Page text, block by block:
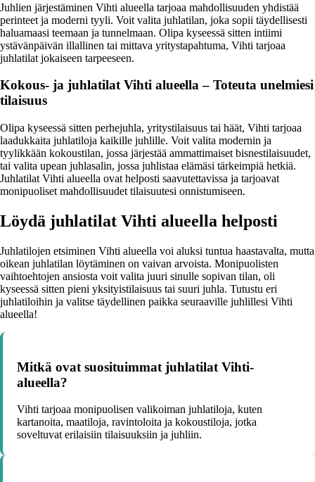
Juhlien järjestäminen Vihti alueella tarjoaa mahdollisuuden yhdistää
perinteet ja moderni tyyli. Voit valita juhlatilan, joka sopii täydellisesti
haluamaasi teemaan ja tunnelmaan. Olipa kyseessä sitten intiimi
ystävänpäivän illallinen tai mittava yritystapahtuma, Vihti tarjoaa
juhlatilat jokaiseen tarpeeseen.
Kokous- ja juhlatilat Vihti alueella – Toteuta unelmiesi
tilaisuus
Olipa kyseessä sitten perhejuhla, yritystilaisuus tai häät, Vihti tarjoaa
laadukkaita juhlatiloja kaikille juhlille. Voit valita modernin ja
tyylikkään kokoustilan, jossa järjestää ammattimaiset bisnestilaisuudet,
tai valita upean juhlasalin, jossa juhlistaa elämäsi tärkeimpiä hetkiä.
Juhlatilat Vihti alueella ovat helposti saavutettavissa ja tarjoavat
monipuoliset mahdollisuudet tilaisuutesi onnistumiseen.
Löydä juhlatilat Vihti alueella helposti
Juhlatilojen etsiminen Vihti alueella voi aluksi tuntua haastavalta, mutta
oikean juhlatilan löytäminen on vaivan arvoista. Monipuolisten
vaihtoehtojen ansiosta voit valita juuri sinulle sopivan tilan, oli
kyseessä sitten pieni yksityistilaisuus tai suuri juhla. Tutustu eri
juhlatiloihin ja valitse täydellinen paikka seuraaville juhlillesi Vihti
alueella!
Mitkä ovat suosituimmat juhlatilat Vihti-
alueella?
Vihti tarjoaa monipuolisen valikoiman juhlatiloja, kuten
kartanoita, maatiloja, ravintoloita ja kokoustiloja, jotka
soveltuvat erilaisiin tilaisuuksiin ja juhliin.